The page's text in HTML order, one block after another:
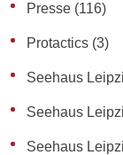
Presse (116)
Protactics (3)
Seehaus
Seehaus
Seehaus